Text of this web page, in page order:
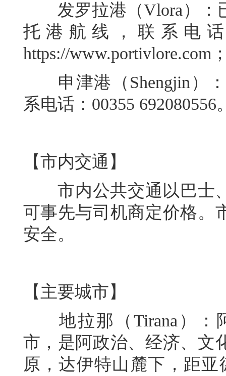
发罗拉港（Vlora）：
托港航线，联系电话
https://www.portivlore.com
申津港（Shengjin）：
系电话：00355 692080556
【市内交通】
市内公共交通以巴士、
可事先与司机商定价格。
安全。
【主要城市】
地拉那（Tirana）：
市，是阿政治、经济、文
原，达伊特山麓下，距